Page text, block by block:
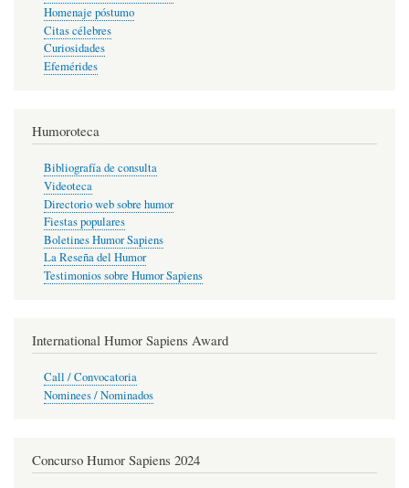
Homenaje póstumo
Citas célebres
Curiosidades
Efemérides
Humoroteca
Bibliografía de consulta
Videoteca
Directorio web sobre humor
Fiestas populares
Boletines Humor Sapiens
La Reseña del Humor
Testimonios sobre Humor Sapiens
International Humor Sapiens Award
Call / Convocatoria
Nominees / Nominados
Concurso Humor Sapiens 2024